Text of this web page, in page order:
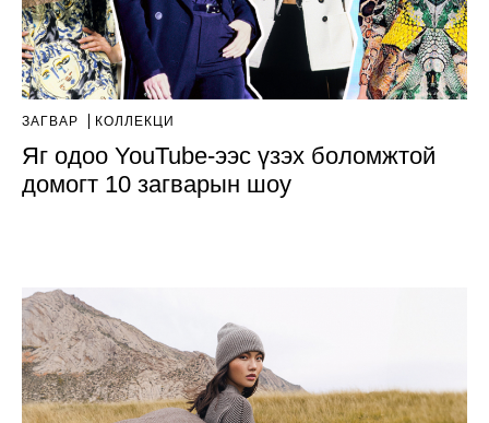
ЗАГВАР КОЛЛЕКЦИ
Яг одоо YouTube-ээс үзэх боломжтой
домогт 10 загварын шоу